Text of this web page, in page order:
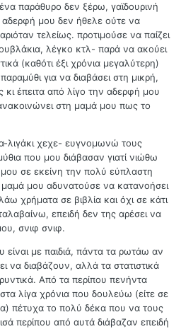
παράθυρο δεν ξέρω, γαϊδουρινή
μου δεν ήθελε ούτε να
τελείως. προτιμούσε να παίζει
λέγκο κτλ- παρά να ακούει
(καθότι έξι χρόνια μεγαλύτερη)
για να διαβάσει στη μικρή,
κι έπειτα από λίγο την αδερφή μου
στη μαμά μου πως το
χεχε- ευγνομωνώ τους
που μου διάβασαν γιατί νιώθω
σε εκείνη την πολύ εύπλαστη
μαμά μου αδυνατούσε να κατανοήσει
χρήματα σε βιβλία και όχι σε κάτι
επειδή δεν της αρέσει να
σνιφ σνιφ.
είναι με παιδιά, πάντα τα ρωτάω αν
να διαβάζουν, αλλά τα στατιστικά
Από τα περίπου πενήντα
λίγα χρόνια που δουλεύω (είτε σε
πέτυχα το πολύ δέκα που να τους
περίπου από αυτά διάβαζαν επειδή